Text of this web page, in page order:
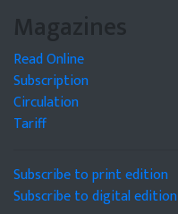
Magazines
Read Online
Subscription
Circulation
Tariff
Subscribe to print edition
Subscribe to digital edition